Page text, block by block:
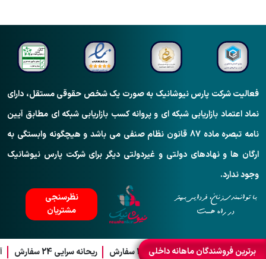
فعالیت شرکت پارس نیوشانیک به صورت یک شخص حقوقی مستقل، دارای
نماد اعتماد بازاریابی شبکه ای و پروانه کسب بازاریابی شبکه ای مطابق آیین
نامه تبصره ماده 87 قانون نظام صنفی می باشد و هیچگونه وابستگی به
ارگان ها و نهادهای دولتی و غیردولتی دیگر برای شرکت پارس نیوشانیک
وجود ندارد.
نظرسنجی
مشتریان
با توانمندی زنان، فردایی بهتر
در راه هست
برترین فروشندگان ماهانه داخلی
علیرضا اصغری 25 سفارش ریحانه سرایی 24 سفارش آمنه